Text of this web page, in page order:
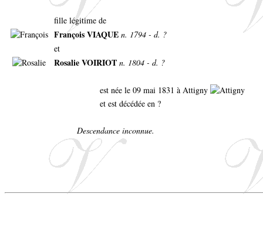
fille légitime de
François VIAQUE n. 1794 - d. ?
et
Rosalie VOIRIOT n. 1804 - d. ?
est née le 09 mai 1831 à Attigny
et est décédée en ?
Descendance inconnue.